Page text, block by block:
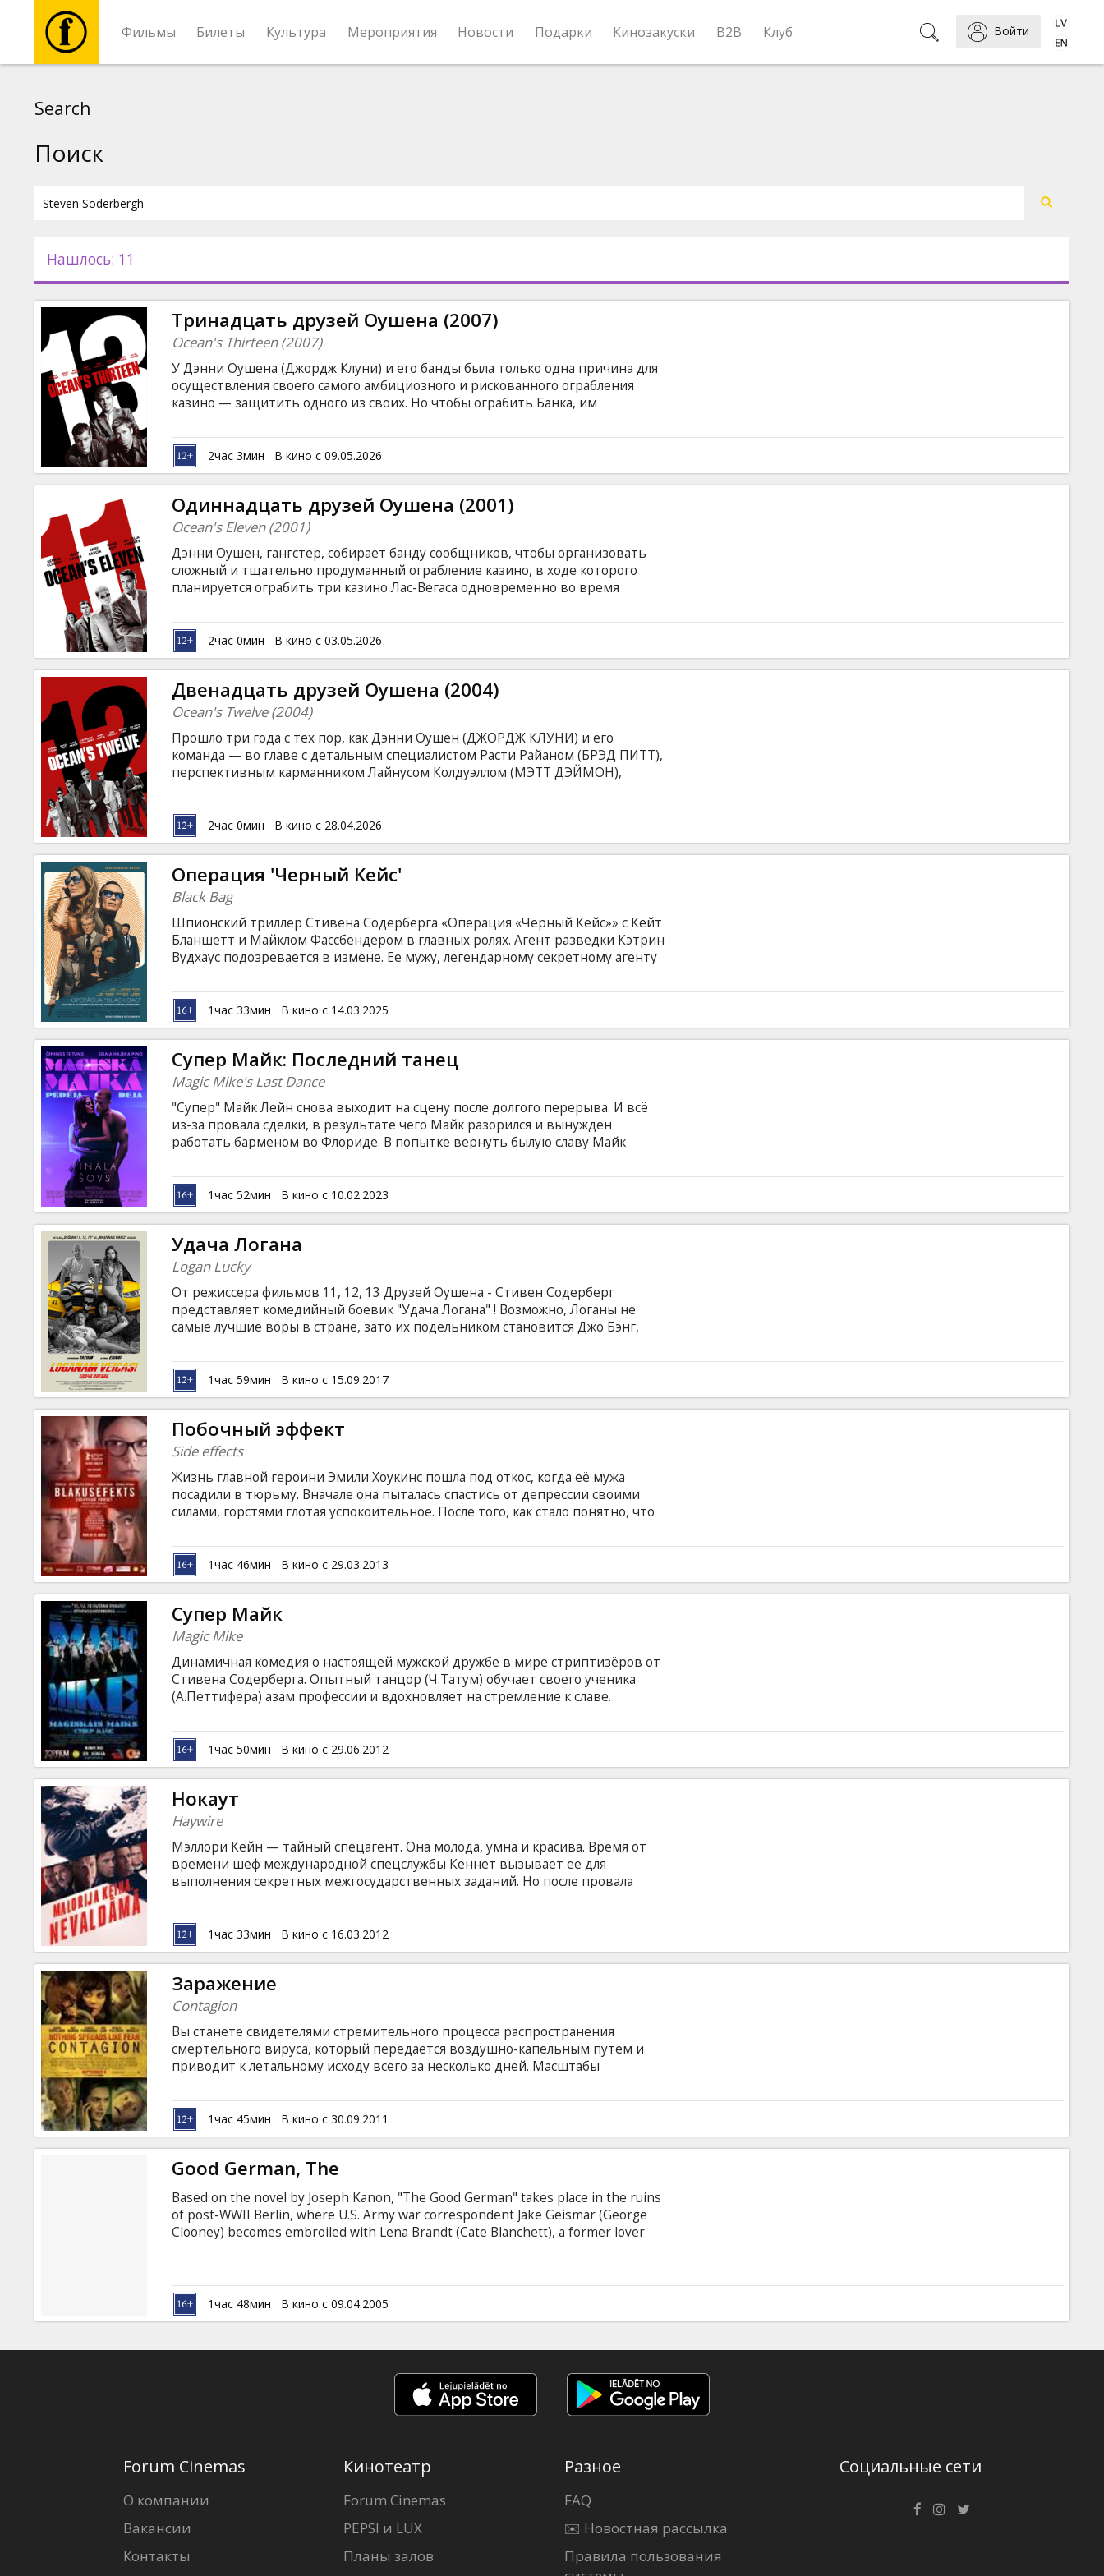
Фильмы Билеты Культура Мероприятия Новости Подарки Кинозакуски B2B Клуб Войти
Новости
Подарки
Кинозакуски
Клуб
Search
Поиск
Нашлось: 11
Тринадцать друзей Оушена (2007)
Ocean's Thirteen (2007)
У Дэнни Оушена (Джордж Клуни) и его банды была только одна причина для
осуществления своего самого амбициозного и рискованного ограбления
казино — защитить одного из своих. Но чтобы ограбить Банка, им
(Аль Пачино) и представить себе не мог, что шансы против него, когда он
предал друга и наставника Дэнни Оушена Рубена Тишкоффа (Эллиот Гулд), в
результате чего потрясенный Рубен оказался в больничной палате в
критическом состоянии. Но Бэнк просчитался... и сильно.
2час 3мин В кино с 09.05.2026
Одиннадцать друзей Оушена (2001)
Ocean's Eleven (2001)
Дэнни Оушен, гангстер, собирает банду сообщников, чтобы организовать
сложный и тщательно продуманный ограбление казино, в ходе которого
планируется ограбить три казино Лас-Вегаса одновременно во время
на латышском языке.
2час 0мин В кино с 03.05.2026
Двенадцать друзей Оушена (2004)
Ocean's Twelve (2004)
Прошло три года с тех пор, как Дэнни Оушен (ДЖОРДЖ КЛУНИ) и его
команда — во главе с детальным специалистом Расти Райаном (БРЭД ПИТТ),
перспективным карманником Лайнусом Колдуэллом (МЭТТ ДЭЙМОН),
взломщиком сейфов Фрэнком Каттоном (БЕРНИ МАК) — совершили одно из
самых дерзких и прибыльных ограблений в истории, похитив у
безжалостного предпринимателя Терри Бенедикта (ЭНДИ ГАРСИЯ) все
деньги, хранившиеся в его неприступном хранилище в Лас-Вегасе.
2час 0мин В кино с 28.04.2026
Операция 'Черный Кейс'
Black Bag
Шпионский триллер Стивена Содерберга «Операция «Черный Кейс»» с Кейт
Бланшетт и Майклом Фассбендером в главных ролях. Агент разведки Кэтрин
Вудхаус подозревается в измене. Ее мужу, легендарному секретному агенту
своему браку или своей стране. Фильм на английском языке с субтитрами на
латышском и русском языках.
1час 33мин В кино с 14.03.2025
Супер Майк: Последний танец
Magic Mike's Last Dance
"Супер" Майк Лейн снова выходит на сцену после долгого перерыва. И всё
из-за провала сделки, в результате чего Майк разорился и вынужден
работать барменом во Флориде. В попытке вернуть былую славу Майк
предложением, от которого невозможно отказаться. Сможет ли Майк
подобрать танцоров, привести их в форму и осуществить свои планы?
Фильм на английском языке с субтитрами на латышском языке.
1час 52мин В кино с 10.02.2023
Удача Логана
Logan Lucky
От режиссера фильмов 11, 12, 13 Друзей Оушена - Стивен Содерберг
представляет комедийный боевик "Удача Логана" ! Возможно, Логаны не
самые лучшие воры в стране, зато их подельником становится Джо Бэнг,
придется попотеть над другой задачей – вытащить Бэнга из тюрьмы.
Фильм на английском языке с субтитрами на латышском и русском языках.
1час 59мин В кино с 15.09.2017
Побочный эффект
Side effects
Жизнь главной героини Эмили Хоукинс пошла под откос, когда её мужа
посадили в тюрьму. Вначале она пыталась спастись от депрессии своими
силами, горстями глотая успокоительное. После того, как стало понятно, что
психиатрическую лечебницу к добрым и заботливым людям в белых халатах.
Теперь главная героиня борется со своими внутренними демонами уже не
одна — справиться с угнетённым состоянием ей помогают два лучших
доктора клиники, а также экспериментальные препараты, обладающие
довольно странными побочными эффектами.
1час 46мин В кино с 29.03.2013
Супер Майк
Magic Mike
Динамичная комедия о настоящей мужской дружбе в мире стриптизёров от
Стивена Содерберга. Опытный танцор (Ч.Татум) обучает своего ученика
(А.Петтифера) азам профессии и вдохновляет на стремление к славе.
начинавшего свою карьеру с танцев, которые его привели в Голливуд.
Фильм на английском языке с субтитрами на латышском и русском языках.
1час 50мин В кино с 29.06.2012
Нокаут
Haywire
Мэллори Кейн — тайный спецагент. Она молода, умна и красива. Время от
времени шеф международной спецслужбы Кеннет вызывает ее для
выполнения секретных межгосударственных заданий. Но после провала
Ей и ее близким грозит смертельная опасность. Теперь Мэллори должна
использовать весь свой опыт и талант, чтобы скрыться от международного
розыска, защитить свою семью и отомстить за предательство...
1час 33мин В кино с 16.03.2012
Заражение
Contagion
Вы станете свидетелями стремительного процесса распространения
смертельного вируса, который передается воздушно-капельным путем и
приводит к летальному исходу всего за несколько дней. Масштабы
найти лекарство и подавить панику, распространяющуюся куда
стремительней самого вирус, а обычные люди пытаются выжить в
обществе, где каждый сам за себя.
1час 45мин В кино с 30.09.2011
Good German, The
Based on the novel by Joseph Kanon, "The Good German" takes place in the ruins
of post-WWII Berlin, where U.S. Army war correspondent Jake Geismar (George
Clooney) becomes embroiled with Lena Brandt (Cate Blanchett), a former lover
hiding in her desperation to get herself and her husband out of Berlin.
1час 48мин В кино с 09.04.2005
Forum Cinemas
О компании
Вакансии
Контакты
Кинотеатр
Forum Cinemas
PEPSI и LUX
Планы залов
Разное
FAQ
✉️ Новостная рассылка
Правила пользования
Социальные сети